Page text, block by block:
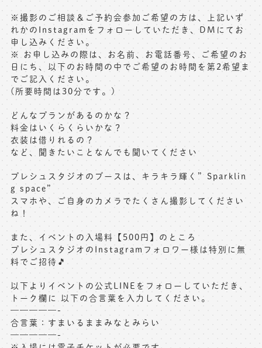
※撮影のご相談＆ご予約会参加ご希望の方は、上記いず
れかのInstagramをフォローしていただき、DMにてお
申し込みください。
※ お申し込みの際は、お名前、お電話番号、ご希望のお
日にち、以下のお時間の中でご希望のお時間を第2希望ま
でご記入ください。
(所要時間は30分です。)
どんなプランがあるのかな？
料金はいくらくらいかな？
衣装は借りれるの？
など、聞きたいことなんでも聞いてください
プレシュスタジオのブースは、キラキラ輝く”Sparklin
g space”
スマホや、ご自身のカメラでたくさん撮影してください
ね！
また、イベントの入場料【500円】のところ
プレシュスタジオのInstagramフォロワー様は特別に無
料でご招待🎵
以下よりイベントの公式LINEをフォローしていただき、
トーク欄に 以下の合言葉を入力してください。
—————-
合言葉：すまいるままみなとみらい
—————-